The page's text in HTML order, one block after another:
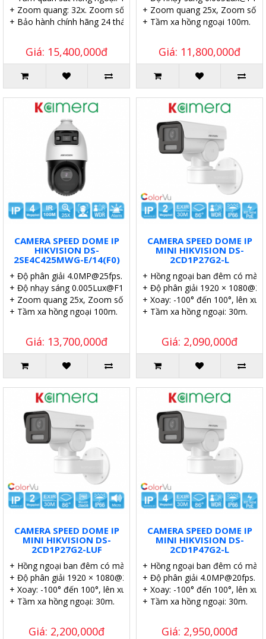
+ Zoom quang: 32x. Zoom số: 16x.
+ Bảo hành chính hãng 24 tháng.
Giá: 15,400,000đ
+ Zoom quang 25x, Zoom số
+ Tầm xa hồng ngoại 100m.
Giá: 11,800,000đ
CAMERA SPEED DOME IP
HIKVISION DS-
2SE4C425MWG-E/14(F0)
+ Độ phân giải 4.0MP@25fps.
+ Độ nhạy sáng 0.005Lux@F1.6.
+ Zoom quang 25x, Zoom số 16X.
+ Tầm xa hồng ngoại 100m.
Giá: 13,700,000đ
CAMERA SPEED DOME IP
MINI HIKVISION DS-
2CD1P27G2-L
+ Hồng ngoại ban đêm có màu.
+ Độ phân giải 1920 ×
+ Xoay: -100° đến 100°, lên
+ Tầm xa hồng ngoại: 30m.
Giá: 2,090,000đ
CAMERA SPEED DOME IP
MINI HIKVISION DS-
2CD1P27G2-LUF
+ Hồng ngoại ban đêm có màu.
+ Độ phân giải 1920 × 1080@25fps.
+ Xoay: -100° đến 100°, lên xuống: -20° đến 45°.
+ Tầm xa hồng ngoại: 30m.
Giá: 2,200,000đ
CAMERA SPEED DOME IP
MINI HIKVISION DS-
2CD1P47G2-L
+ Hồng ngoại ban đêm có màu.
+ Độ phân giải 4.0MP@20fps.
+ Xoay: -100° đến 100°, lên
+ Tầm xa hồng ngoại: 30m.
Giá: 2,950,000đ